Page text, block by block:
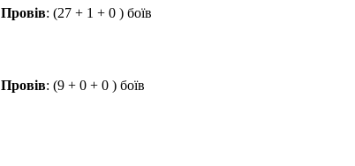
Провів: (27 + 1 + 0 ) боїв
Провів: (9 + 0 + 0 ) боїв